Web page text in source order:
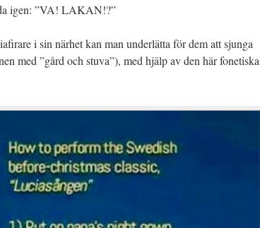
igen: ”VA! LAKAN!?”
i sin närhet kan man underlätta för dem att sjunga
med ”gård och stuva”), med hjälp av den här fonetiska